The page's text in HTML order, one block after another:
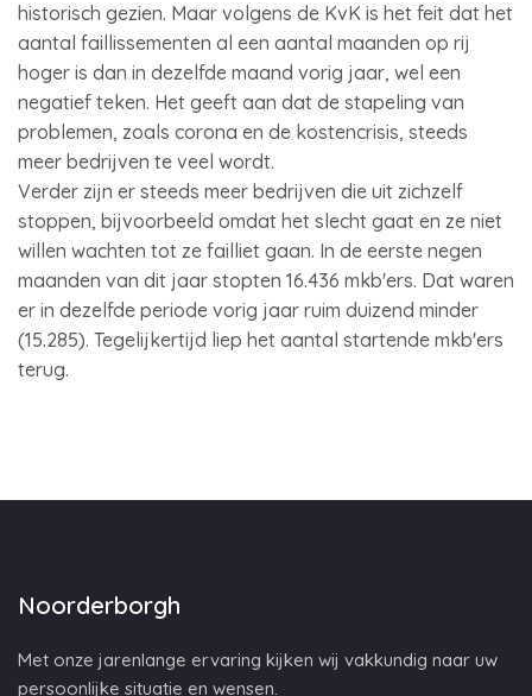
historisch gezien. Maar volgens de KvK is het feit dat het
aantal faillissementen al een aantal maanden op rij
hoger is dan in dezelfde maand vorig jaar, wel een
negatief teken. Het geeft aan dat de stapeling van
problemen, zoals corona en de kostencrisis, steeds
meer bedrijven te veel wordt.
Verder zijn er steeds meer bedrijven die uit zichzelf
stoppen, bijvoorbeeld omdat het slecht gaat en ze niet
willen wachten tot ze failliet gaan. In de eerste negen
maanden van dit jaar stopten 16.436 mkb'ers. Dat waren
er in dezelfde periode vorig jaar ruim duizend minder
(15.285). Tegelijkertijd liep het aantal startende mkb'ers
terug.
Noorderborgh
Met onze jarenlange ervaring kijken wij vakkundig naar uw
persoonlijke situatie en wensen.